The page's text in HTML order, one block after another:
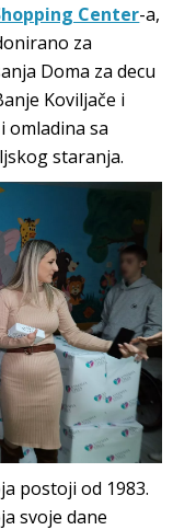
Center-a,
za
Doma za decu
Koviljače i
omladina sa
staranja.
postoji od 1983.
svoje dane